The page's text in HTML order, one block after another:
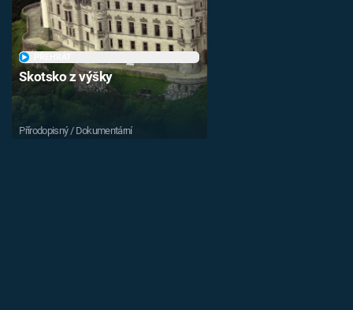
Skotsko z výšky
Přírodopisný / Dokumentární